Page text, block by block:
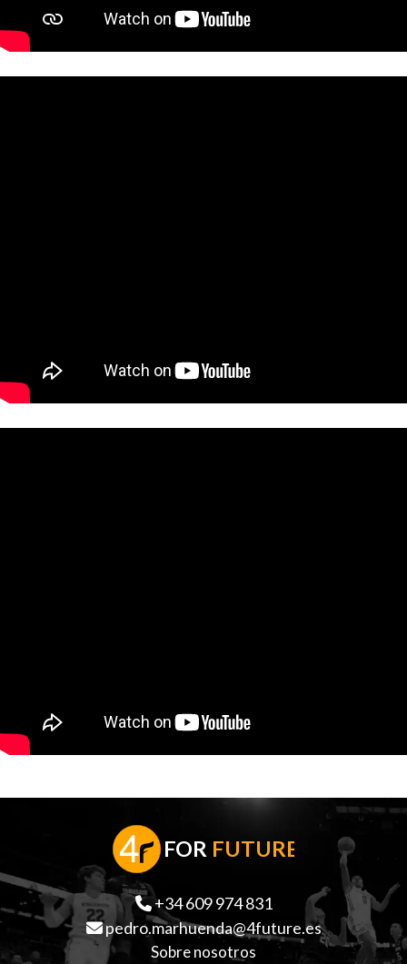
FOR FUTURE
+34 609 974 831
pedro.marhuenda@4future.es
Sobre nosotros